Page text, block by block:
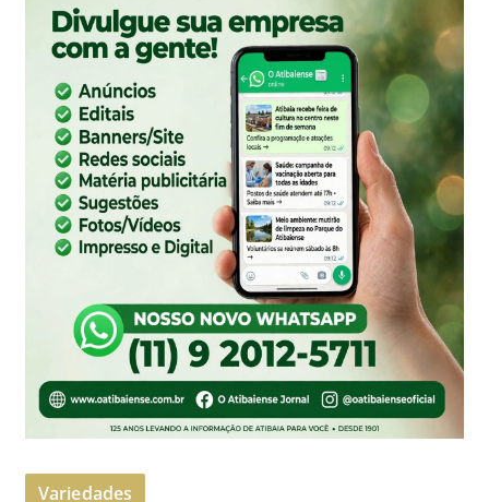
Variedades